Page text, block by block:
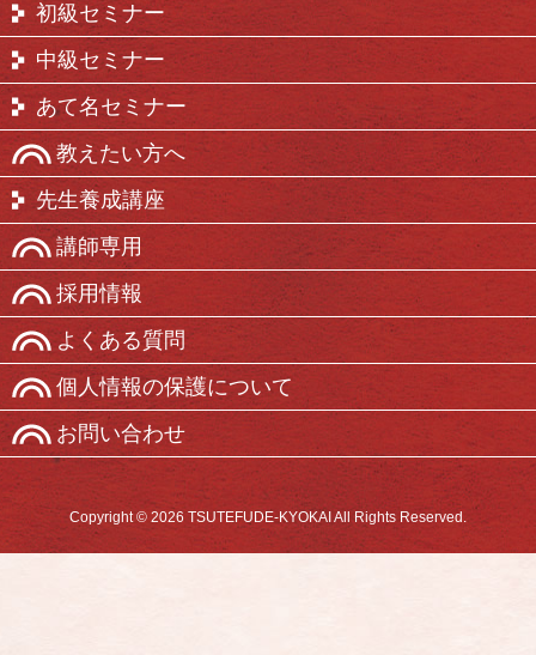
初級セミナー
中級セミナー
あて名セミナー
教えたい方へ
先生養成講座
講師専用
採用情報
よくある質問
個人情報の保護について
お問い合わせ
Copyright © 2026 TSUTEFUDE-KYOKAI All Rights Reserved.